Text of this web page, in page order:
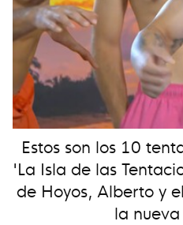
Estos son los 10
'La Isla de las
de Hoyos, Alberto y
la